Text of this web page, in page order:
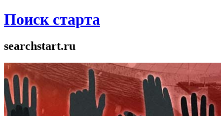
Поиск старта
searchstart.ru